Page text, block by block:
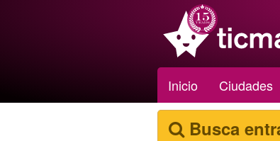
Inicio Ciudades
Busca